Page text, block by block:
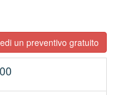
un preventivo gratuito